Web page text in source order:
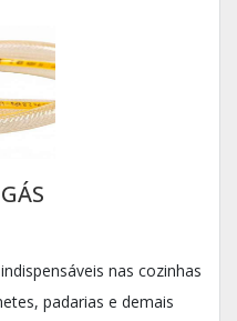
nas cozinhas
padarias e demais